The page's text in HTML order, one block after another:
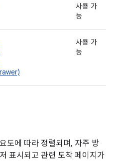
사용 가
능
사용 가
능
도에 따라 정렬되며, 자주 방
표시되고 관련 도착 페이지가